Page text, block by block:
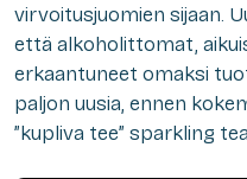
virvoitusjuomien sijaan.
että alkoholittomat,
erkaantuneet omaksi
paljon uusia, ennen
”kupliva tee” sparkling